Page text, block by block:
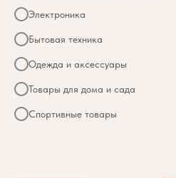
Электроника
Бытовая техника
Одежда и аксессуары
Товары для дома и сада
Спортивные товары